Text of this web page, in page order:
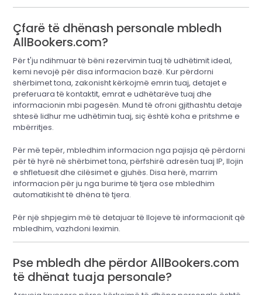
Çfarë të dhënash personale mbledh
AllBookers.com?
Për t'ju ndihmuar të bëni rezervimin tuaj të udhëtimit ideal,
kemi nevojë për disa informacion bazë. Kur përdorni
shërbimet tona, zakonisht kërkojmë emrin tuaj, detajet e
preferuara të kontaktit, emrat e udhëtarëve tuaj dhe
informacionin mbi pagesën. Mund të ofroni gjithashtu detaje
shtesë lidhur me udhëtimin tuaj, siç është koha e pritshme e
mbërritjes.
Për më tepër, mbledhim informacion nga pajisja që përdorni
për të hyrë në shërbimet tona, përfshirë adresën tuaj IP, llojin
e shfletuesit dhe cilësimet e gjuhës. Disa herë, marrim
informacion për ju nga burime të tjera ose mbledhim
automatikisht të dhëna të tjera.
Për një shpjegim më të detajuar të llojeve të informacionit që
mbledhim, vazhdoni leximin.
Pse mbledh dhe përdor AllBookers.com
të dhënat tuaja personale?